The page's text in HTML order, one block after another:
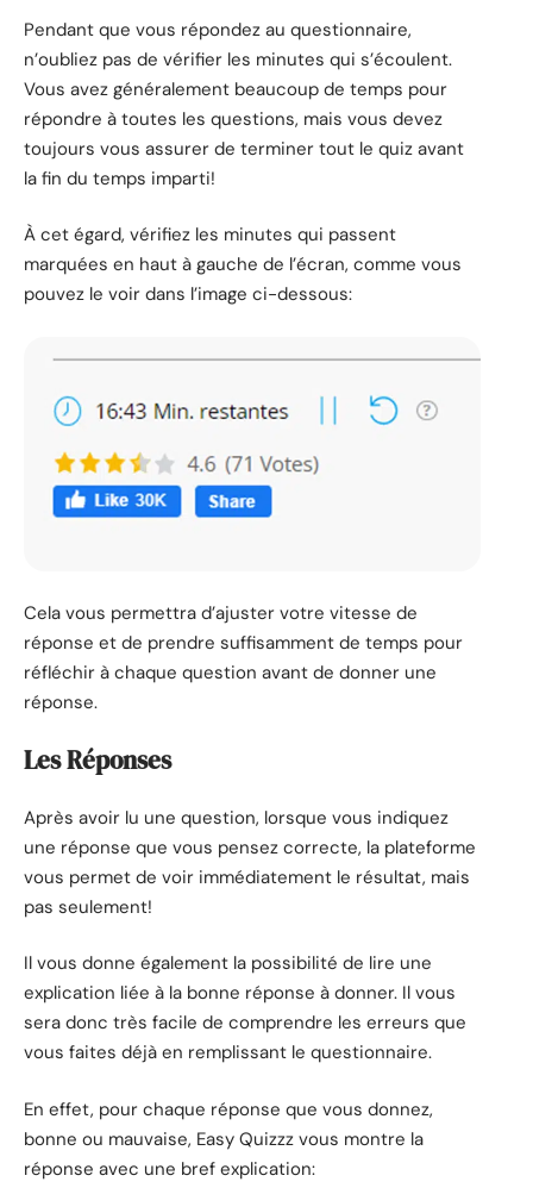
Pendant que vous répondez au questionnaire,
n’oubliez pas de vérifier les minutes qui s’écoulent.
Vous avez généralement beaucoup de temps pour
répondre à toutes les questions, mais vous devez
toujours vous assurer de terminer tout le quiz avant
la fin du temps imparti!
À cet égard, vérifiez les minutes qui passent
marquées en haut à gauche de l’écran, comme vous
pouvez le voir dans l’image ci-dessous:
Cela vous permettra d’ajuster votre vitesse de
réponse et de prendre suffisamment de temps pour
réfléchir à chaque question avant de donner une
réponse.
Les Réponses
Après avoir lu une question, lorsque vous indiquez
une réponse que vous pensez correcte, la plateforme
vous permet de voir immédiatement le résultat, mais
pas seulement!
Il vous donne également la possibilité de lire une
explication liée à la bonne réponse à donner. Il vous
sera donc très facile de comprendre les erreurs que
vous faites déjà en remplissant le questionnaire.
En effet, pour chaque réponse que vous donnez,
bonne ou mauvaise, Easy Quizzz vous montre la
réponse avec une bref explication: